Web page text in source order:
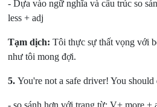
- Dựa vào ngữ nghĩa và cấu trúc so
less + adj
Tạm dịch: Tôi thực sự thất vọng với
như tôi mong đợi.
5. You're not a safe driver! You
- so sánh hơn với trạng từ: V+ more +